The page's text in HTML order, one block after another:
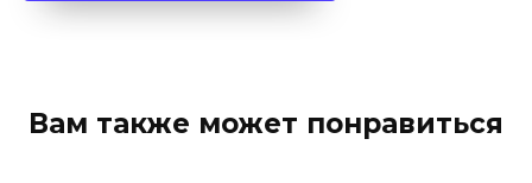
Вам также может понравиться